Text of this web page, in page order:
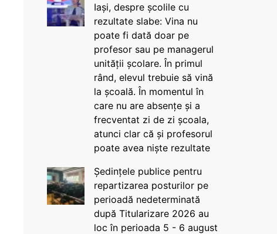
Iași, despre școlile cu
rezultate slabe: Vina nu
poate fi dată doar pe
profesor sau pe managerul
unității școlare. În primul
rând, elevul trebuie să vină
la școală. În momentul în
care nu are absențe și a
frecventat zi de zi școala,
atunci clar că și profesorul
poate avea niște rezultate
Ședințele publice pentru
repartizarea posturilor pe
perioadă nedeterminată
după Titularizare 2026 au
loc în perioada 5 - 6 august